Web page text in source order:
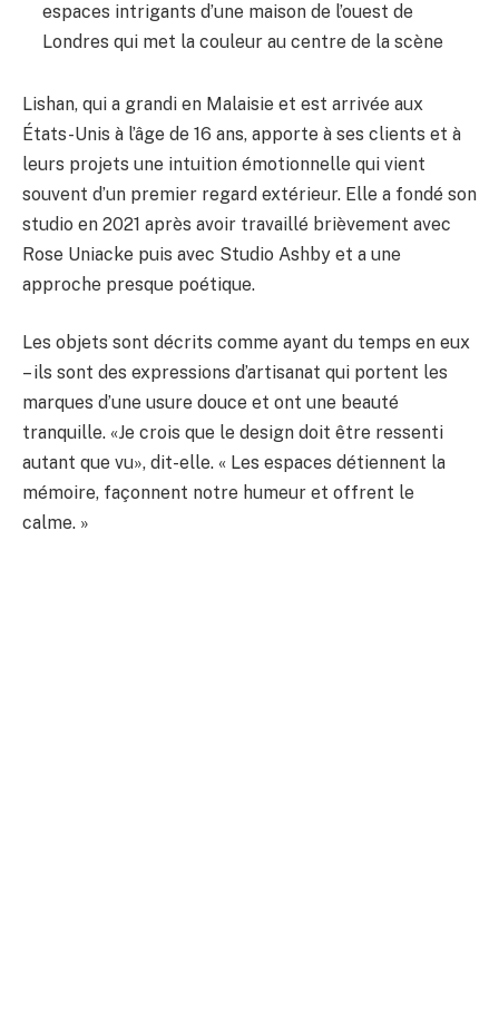
espaces intrigants d’une maison de l’ouest de
Londres qui met la couleur au centre de la scène
Lishan, qui a grandi en Malaisie et est arrivée aux
États-Unis à l’âge de 16 ans, apporte à ses clients et à
leurs projets une intuition émotionnelle qui vient
souvent d’un premier regard extérieur. Elle a fondé son
studio en 2021 après avoir travaillé brièvement avec
Rose Uniacke puis avec Studio Ashby et a une
approche presque poétique.
Les objets sont décrits comme ayant du temps en eux
– ils sont des expressions d’artisanat qui portent les
marques d’une usure douce et ont une beauté
tranquille. «Je crois que le design doit être ressenti
autant que vu», dit-elle. « Les espaces détiennent la
mémoire, façonnent notre humeur et offrent le
calme. »